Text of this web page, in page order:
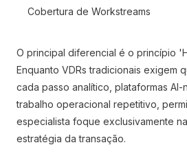
Cobertura de Workstreams
O principal diferencial é o princípio
Enquanto VDRs tradicionais exigem
cada passo analítico, plataformas AI-
trabalho operacional repetitivo,
especialista foque exclusivamente
estratégia da transação.